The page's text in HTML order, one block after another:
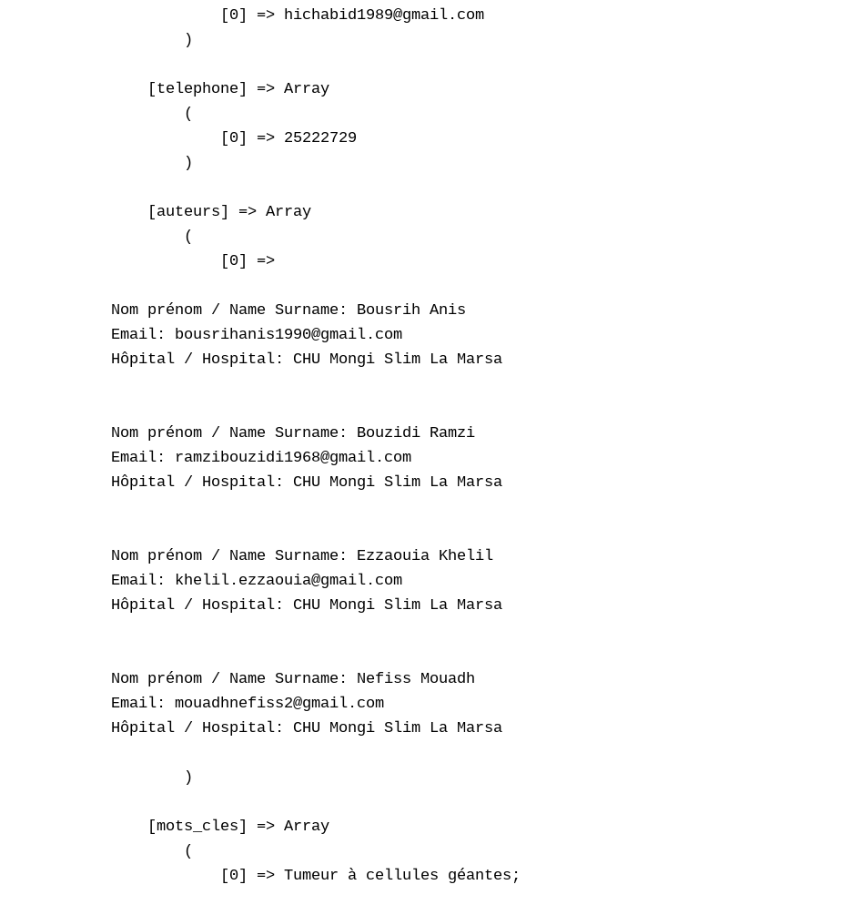
            [0] => hichabid1989@gmail.com
        )
    [telephone] => Array
        (
            [0] => 25222729
        )
    [auteurs] => Array
        (
            [0] =>
Nom prénom / Name Surname: Bousrih Anis
Email: bousrihanis1990@gmail.com
Hôpital / Hospital: CHU Mongi Slim La Marsa
Nom prénom / Name Surname: Bouzidi Ramzi
Email: ramzibouzidi1968@gmail.com
Hôpital / Hospital: CHU Mongi Slim La Marsa
Nom prénom / Name Surname: Ezzaouia Khelil
Email: khelil.ezzaouia@gmail.com
Hôpital / Hospital: CHU Mongi Slim La Marsa
Nom prénom / Name Surname: Nefiss Mouadh
Email: mouadhnefiss2@gmail.com
Hôpital / Hospital: CHU Mongi Slim La Marsa
        )
    [mots_cles] => Array
        (
            [0] => Tumeur à cellules géantes;